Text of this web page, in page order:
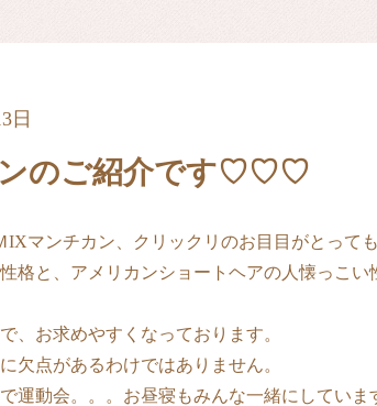
日
のご紹介です♡♡♡
IXマンチカン、クリックリのお目目がとっ
格と、アメリカンショートヘアの人懐っこ
、お求めやすくなっております。
欠点があるわけではありません。
運動会。。。お昼寝もみんな一緒にしていま